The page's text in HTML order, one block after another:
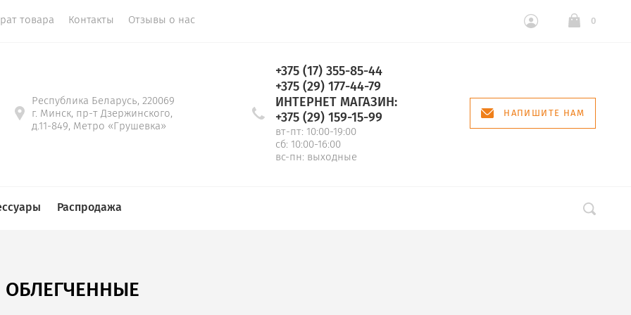
товара Контакты Отзывы о нас 0
Республика Беларусь, 220069
г. Минск, пр-т Дзержинского,
д.11-849, Метро «Грушевка»
+375 (17) 355-85-44
+375 (29) 177-44-79
ИНТЕРНЕТ МАГАЗИН:
+375 (29) 159-15-99
вт-пт: 10:00-19:00
сб: 10:00-16:00
вс-пн: выходные
НАПИШИТЕ НАМ
Распродажа
ОБЛЕГЧЕННЫЕ